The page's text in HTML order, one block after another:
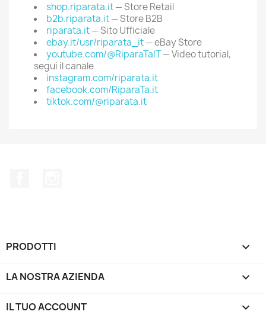
shop.riparata.it— Store Retail
b2b.riparata.it— Store B2B
riparata.it— Sito Ufficiale
ebay.it/usr/riparata_it— eBay Store
youtube.com/@RiparaTaIT— Video tutorial,
segui il canale
instagram.com/riparata.it
facebook.com/RiparaTa.it
tiktok.com/@riparata.it
PRODOTTI 
LA NOSTRA AZIENDA 
IL TUO ACCOUNT 